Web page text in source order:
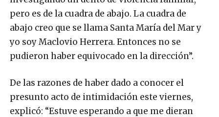
pero es de la cuadra de abajo. La cuadra de
abajo creo que se llama Santa María del Mar y
yo soy Maclovio Herrera. Entonces no se
pudieron haber equivocado en la dirección”.
De las razones de haber dado a conocer el
presunto acto de intimidación este viernes,
explicó: “Estuve esperando a que me dieran